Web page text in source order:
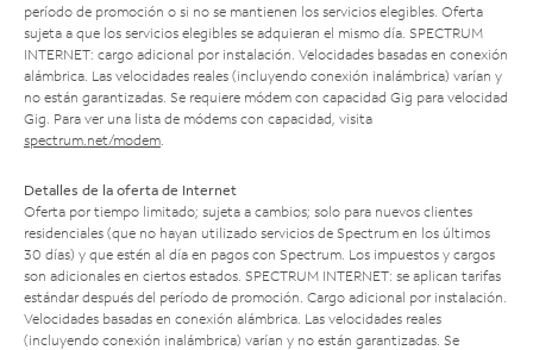
período de promoción o si no se mantienen los servicios elegibles. Oferta
sujeta a que los servicios elegibles se adquieran el mismo día. SPECTRUM
INTERNET: cargo adicional por instalación. Velocidades basadas en conexión
alámbrica. Las velocidades reales (incluyendo conexión inalámbrica) varían y
no están garantizadas. Se requiere módem con capacidad Gig para velocidad
Gig. Para ver una lista de módems con capacidad, visita
spectrum.net/modem
Detalles de la oferta de Internet
Oferta por tiempo limitado; sujeta a cambios; solo para nuevos clientes
residenciales (que no hayan utilizado servicios de Spectrum en los últimos
30 días) y que estén al día en pagos con Spectrum. Los impuestos y cargos
son adicionales en ciertos estados. SPECTRUM INTERNET: se aplican tarifas
estándar después del período de promoción. Cargo adicional por instalación.
Velocidades basadas en conexión alámbrica. Las velocidades reales
(incluyendo conexión inalámbrica) varían y no están garantizadas. Se